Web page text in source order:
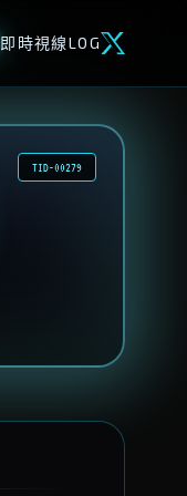
即時視線LOG
TID-00279